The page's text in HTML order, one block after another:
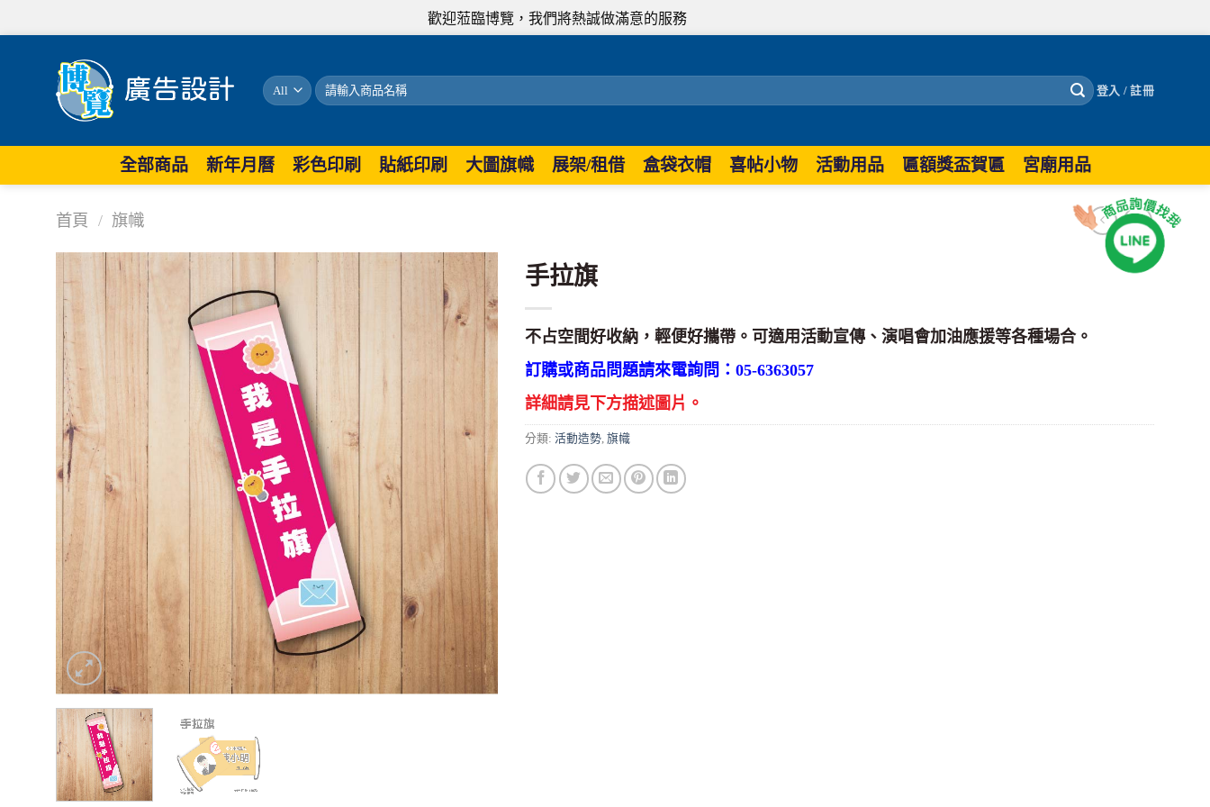
歡迎蒞臨博覽，我們將熱誠做滿意的服務
搜
尋
登入 / 註冊
全部商品 新年月曆 彩色印刷 貼紙印刷 大圖旗幟 展架/租借 盒袋衣帽 喜帖小物 活動用品 匾額獎盃賀匾 宮廟用品
首頁 / 旗幟
手拉旗
不占空間好收納，輕便好攜帶。可適用活動宣傳、演唱會加油應援等各種場合。
訂購或商品問題請來電詢問：05-6363057
詳細請見下方描述圖片。
分類: 活動造勢, 旗幟